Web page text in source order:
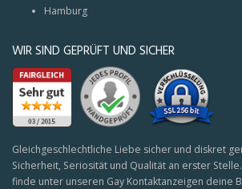
Hamburg
WIR SIND GEPRÜFT UND SICHER
Gleichgeschlechtliche Liebe sicher und diskret
Sicherheit, Seriosität und Qualität an erster
finde unter unseren Gay Kontaktanzeigen deine